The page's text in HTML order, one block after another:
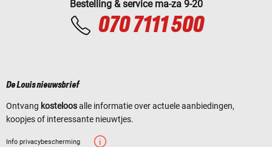
Bestelling & service ma-za 9-20
070 7111 500
De Louis nieuwsbrief
Ontvang kosteloosalle informatie over actuele aanbiedingen,
koopjes of interessante nieuwtjes.
Info privacybescherming